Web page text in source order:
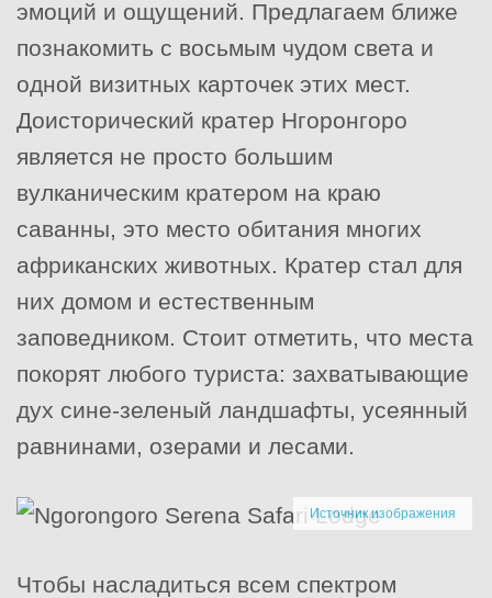
эмоций и ощущений. Предлагаем ближе
познакомить с восьмым чудом света и
одной визитных карточек этих мест.
Доисторический кратер Нгоронгоро
является не просто большим
вулканическим кратером на краю
саванны, это место обитания многих
африканских животных. Кратер стал для
них домом и естественным
заповедником. Стоит отметить, что места
покорят любого туриста: захватывающие
дух сине-зеленый ландшафты, усеянный
равнинами, озерами и лесами.
Источник изображения
Чтобы насладиться всем спектром